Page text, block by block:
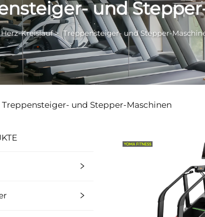
und
Herz-Kreislauf>Treppensteiger- und Stepper-
Treppensteiger- und Stepper-Maschinen